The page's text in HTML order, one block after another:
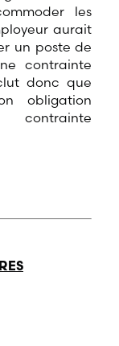
les
aurait
un poste de
contrainte
donc que
obligation
contrainte